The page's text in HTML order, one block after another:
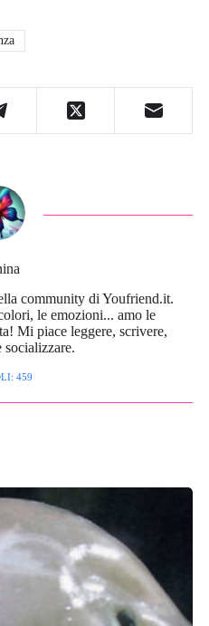
community di Youfriend.it.
le emozioni... amo le
Mi piace leggere, scrivere,
socializzare.
459